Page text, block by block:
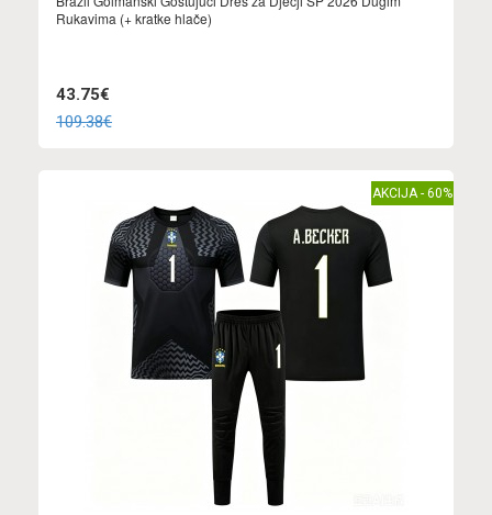
Rukavima (+ kratke hlače)
43.75€
109.38€
AKCIJA - 60%